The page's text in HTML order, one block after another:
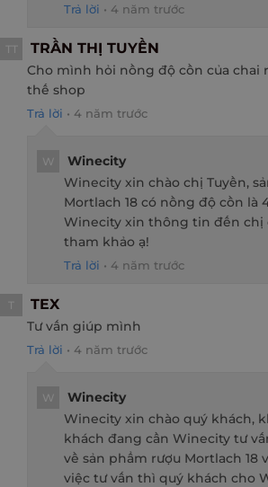
Trả lời • 4 năm trước
TT TRẦN THỊ TUYỀN
Cho mình hỏi nồng độ cồn của chai
thế shop
Trả lời • 4 năm trước
W
Winecity
Winecity xin chào chị Tuyền,
Mortlach 18 có nồng độ cồn là
Winecity xin thông tin đến chị
tham khảo ạ!
Trả lời • 4 năm trước
T TEX
Tư vấn giúp mình
Trả lời • 4 năm trước
W
Winecity
Winecity xin chào quý khách,
khách đang cần Winecity tư
về sản phẩm rượu Mortlach 18
việc tư vấn thì quý khách cho